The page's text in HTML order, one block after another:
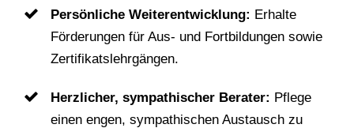
Persönliche Weiterentwicklung: Erhalte
Förderungen für Aus- und Fortbildungen sowie
Zertifikatslehrgängen.
Herzlicher, sympathischer Berater: Pflege
einen engen, sympathischen Austausch zu